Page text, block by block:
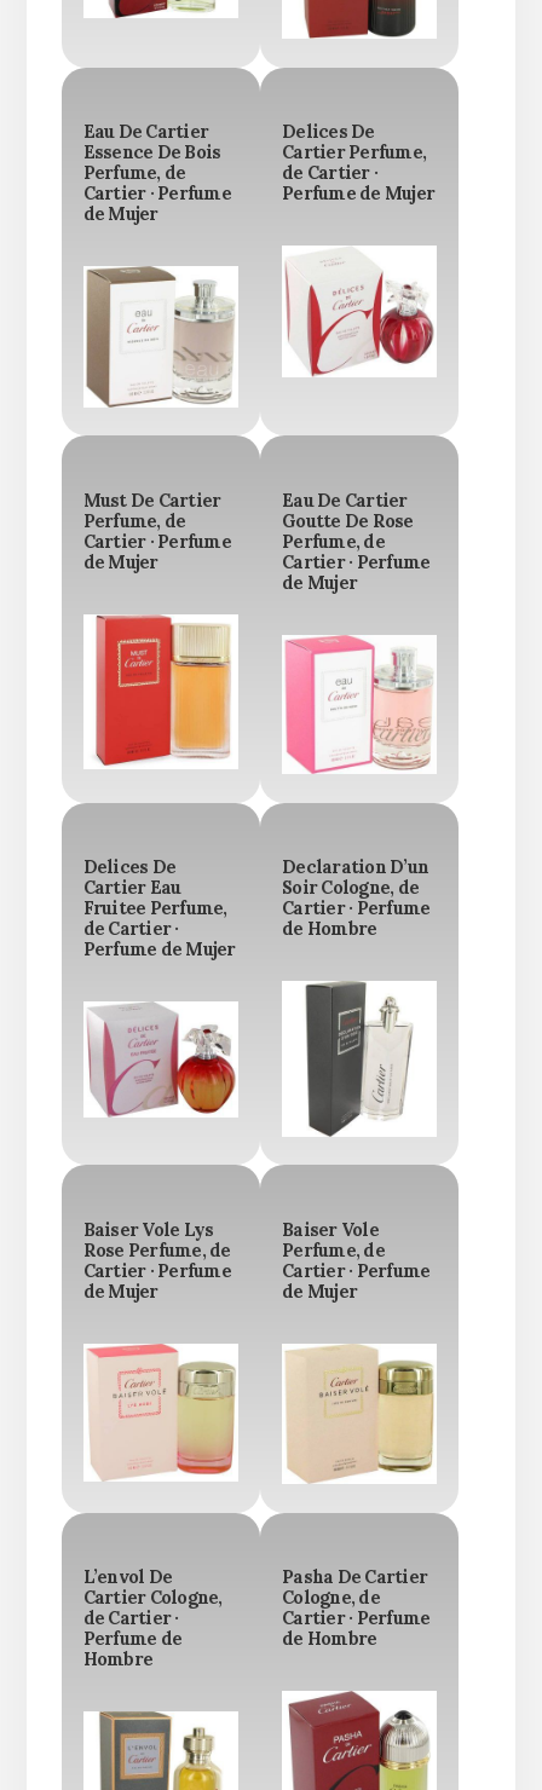
Eau De Cartier
Essence De Bois
Perfume, de
Cartier · Perfume
de Mujer
Delices De
Cartier Perfume,
de Cartier ·
Perfume de Mujer
Must De Cartier
Perfume, de
Cartier · Perfume
de Mujer
Eau De Cartier
Goutte De Rose
Perfume, de
Cartier · Perfume
de Mujer
Delices De
Cartier Eau
Fruitee Perfume,
de Cartier ·
Perfume de Mujer
Declaration D’un
Soir Cologne, de
Cartier · Perfume
de Hombre
Baiser Vole Lys
Rose Perfume, de
Cartier · Perfume
de Mujer
Baiser Vole
Perfume, de
Cartier · Perfume
de Mujer
L’envol De
Cartier Cologne,
de Cartier ·
Perfume de
Hombre
Pasha De Cartier
Cologne, de
Cartier · Perfume
de Hombre